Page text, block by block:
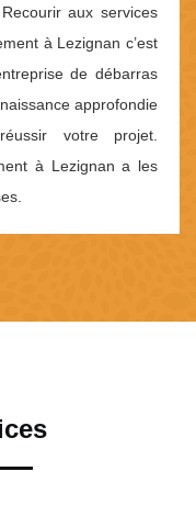
aux services
à Lezignan c’est
de débarras
approfondie
votre projet.
à Lezignan a les